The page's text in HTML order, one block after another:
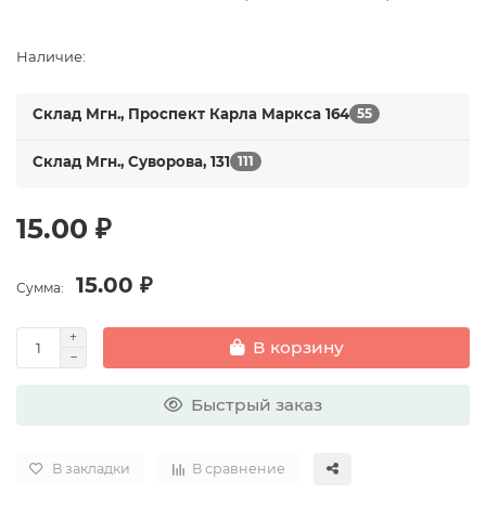
Наличие:
Склад Мгн., Проспект Карла Маркса 164 55
Склад Мгн., Суворова, 131 111
15.00 ₽
Сумма: 15.00 ₽
В корзину
Быстрый заказ
В закладки В сравнение